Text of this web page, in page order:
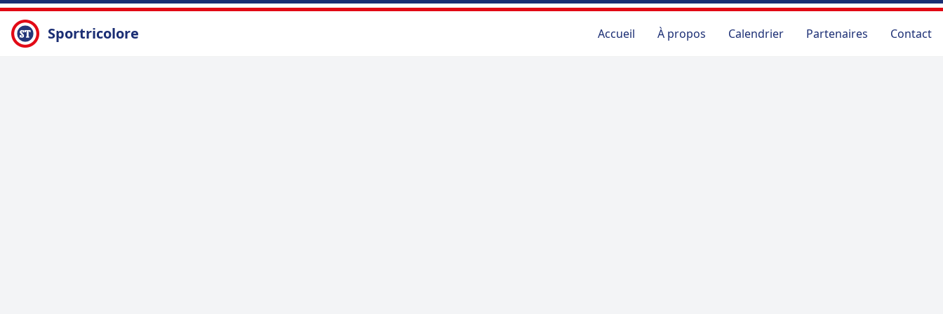
Sportricolore Accueil À propos Calendrier Partenaires Contact